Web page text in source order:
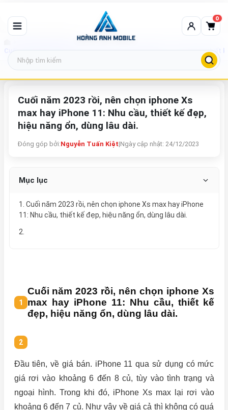
0
Cuối năm 2023 rồi, nên chọn iphone Xs max hay iPhone 11: Nhu cầu, thiết
Cuối năm 2023 rồi, nên chọn iphone Xs
max hay iPhone 11: Nhu cầu, thiết kế đẹp,
hiệu năng ổn, dùng lâu dài.
Đóng góp bởi:Nguyễn Tuấn Kiệt|Ngày cập nhật: 24/12/2023
Mục lục
1. Cuối năm 2023 rồi, nên chọn iphone Xs max hay iPhone
11: Nhu cầu, thiết kế đẹp, hiệu năng ổn, dùng lâu dài.
2.
Cuối năm 2023 rồi, nên chọn iphone Xs
max hay iPhone 11: Nhu cầu, thiết kế
đẹp, hiệu năng ổn, dùng lâu dài.
Đầu tiên, về giá bán. iPhone 11 qua sử dụng có mức
giá rơi vào khoảng 6 đến 8 củ, tùy vào tình trạng và
ngoại hình. Trong khi đó, iPhone Xs max lại rơi vào
khoảng 6 đến 7 củ. Như vậy về giá cả thì không có quá